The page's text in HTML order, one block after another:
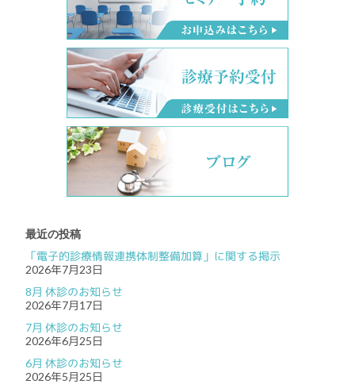
最近の投稿
「電子的診療情報連携体制整備加算」に関する掲示
2026年7月23日
8月 休診のお知らせ
2026年7月17日
7月 休診のお知らせ
2026年6月25日
6月 休診のお知らせ
2026年5月25日